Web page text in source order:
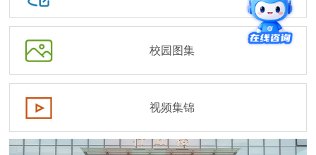
校园图集
视频集锦